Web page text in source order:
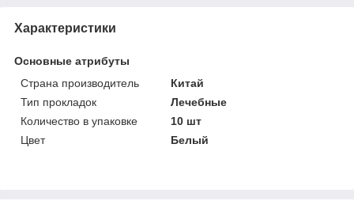
Характеристики
Основные атрибуты
Страна производитель
Китай
Тип прокладок
Лечебные
Количество в упаковке
10 шт
Цвет
Белый